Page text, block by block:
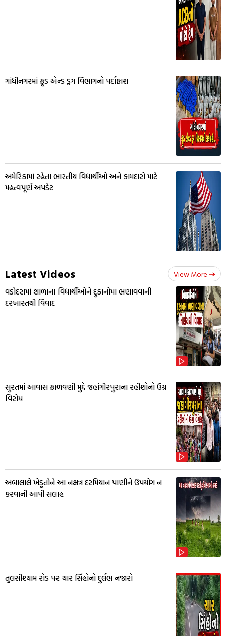
ગાંધીનગરમાં ફૂડ એન્ડ ડ્રગ વિભાગનો પર્દાફાશ
અમેરિકામાં રહેતા ભારતીય વિદ્યાર્થીઓ અને કામદારો માટે
મહત્વપૂર્ણ અપડેટ
Latest Videos View More
વડોદરામાં શાળાના વિદ્યાર્થીઓને દુકાનોમાં ભણાવવાની
દરખાસ્તથી વિવાદ
સુરતમાં આવાસ ફાળવણી મુદ્દે જહાંગીરપુરાના રહીશોનો ઉગ્ર
વિરોધ
અંબાલાલે ખેડૂતોને આ નક્ષત્ર દરમિયાન પાણીને ઉપયોગ ન
કરવાની આપી સલાહ
તુલસીશ્યામ રોડ પર ચાર સિંહોનો દુર્લભ નજારો